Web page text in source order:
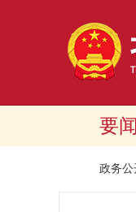
要
政务公